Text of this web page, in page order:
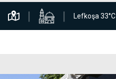
Lefkoşa 33°C